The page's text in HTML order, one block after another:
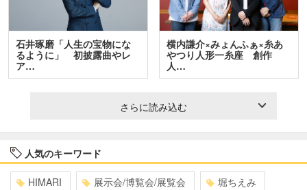
石井琢磨「人生の宝物にな
るように」 初披露曲やレ
ア…
横内謙介×みょんふぁ×糸あ
やつり人形一糸座 創作
人…
さらに読み込む
人気のキーワード
HIMARI 展示会/博覧会/展覧会 堀ちえみ